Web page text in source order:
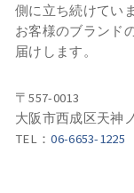
側に立ち続けていま
お客様のブランド
届けします。
〒557-0013
大阪市西成区天神
TEL：06-6653-1225